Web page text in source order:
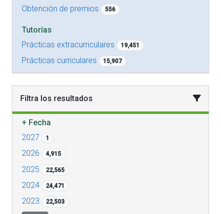
Obtención de premios 556
Tutorías
Prácticas extracurriculares
19,451
Prácticas curriculares 15,907
Filtra los resultados
+ Fecha
2027
1
2026 4,915
2025 22,565
2024 24,471
2023 22,503